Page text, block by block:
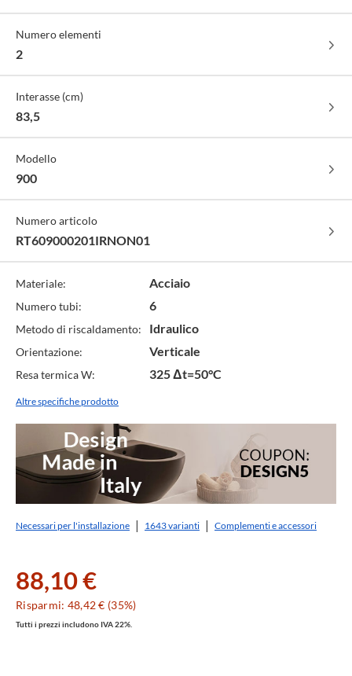
01
cod.
16
cod.
-
-
Numero elementi
2
Interasse (cm)
83,5
Modello
900
Numero articolo
RT609000201IRNON01
Materiale: Acciaio
Numero tubi: 6
Metodo di riscaldamento: Idraulico
Orientazione: Verticale
Resa termica W: 325 Δt=50°C
Altre specifiche prodotto
Necessari per l'installazione 1643 varianti Complementi e accessori
88,10 €
Risparmi: 48,42 € (35%)
Tutti i prezzi includono IVA 22%.